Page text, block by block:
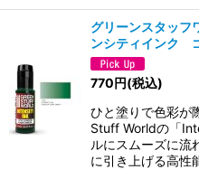
グリーンスタッ
ンシティインク
770円(税込)
ひと塗りで色彩が
Stuff Worldの「
ルにスムーズに流
に引き上げる高性